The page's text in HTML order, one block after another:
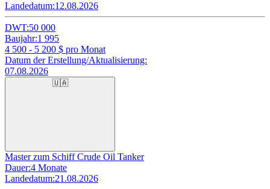
Landedatum:12.08.2026
DWT:50 000
Baujahr:1 995
4 500 - 5 200 $ pro Monat
Datum der Erstellung/Aktualisierung:
07.08.2026
🇺🇦
Master zum Schiff Crude Oil Tanker
Dauer:4 Monate
Landedatum:21.08.2026